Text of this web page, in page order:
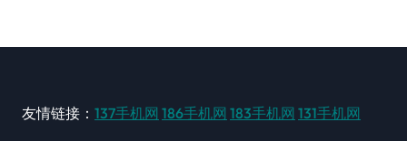
友情链接： 137手机网 186手机网 183手机网 131手机网